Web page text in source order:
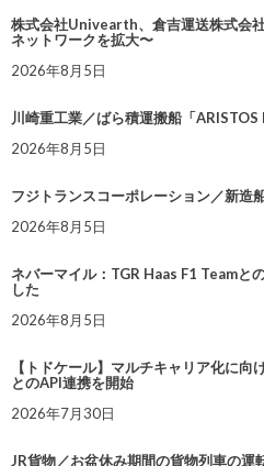
株式会社Univearth、倉吉運送株式会
ネットワークを拡大〜
2026年8月5日
川崎重工業／ばら積運搬船「ARISTOS
2026年8月5日
フジトランスコーポレーション／新造
2026年8月5日
ネバーマイル：TGR Haas F1 Teamと
した
2026年8月5日
【トドケール】マルチキャリア化に
とのAPI連携を開始
2026年7月30日
JR貨物／お盆休み期間の貨物列車の運